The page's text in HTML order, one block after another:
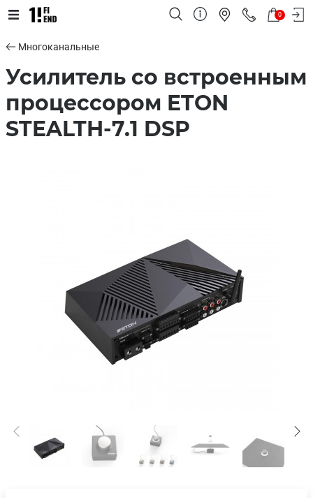
0
Многоканальные
Усилитель со встроенным
процессором ETON
STEALTH-7.1 DSP